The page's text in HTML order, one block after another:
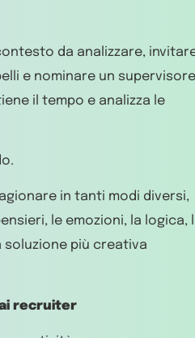
da analizzare,
e nominare un supervisore
il tempo e analizza le
in tanti modi diversi,
le emozioni, la logica,
più creativa
recruiter